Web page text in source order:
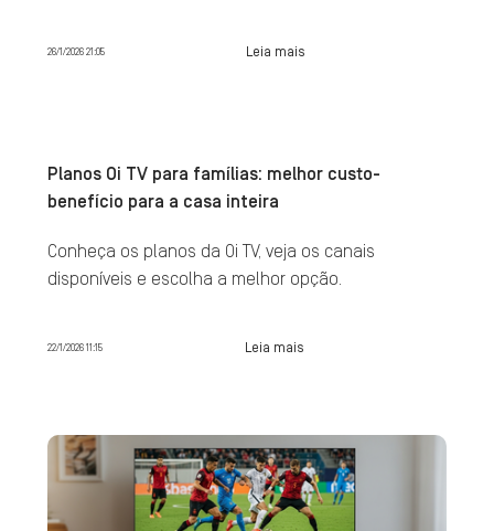
26/1/2026 21:05 Leia mais
Planos Oi TV para famílias: melhor custo-
benefício para a casa inteira
Conheça os planos da Oi TV, veja os canais
disponíveis e escolha a melhor opção.
22/1/2026 11:15 Leia mais